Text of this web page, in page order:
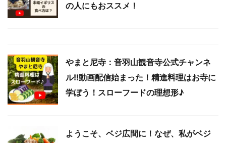
の人にもおススメ！
やまと尼寺：音羽山観音寺公式チャンネ
ル!!動画配信始まった！精進料理はお寺に
学ぼう！スローフードの理想形♪
ようこそ、ベジ広間に！なぜ、私がベジ